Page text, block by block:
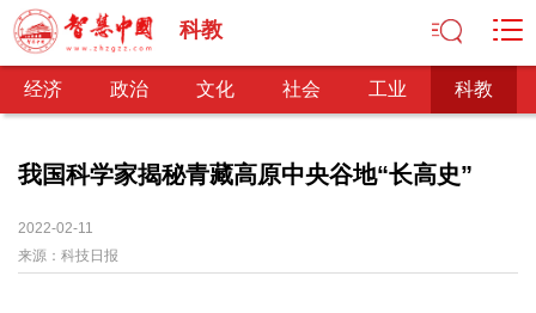
科教
经济 政治 文化 社会 工业 科教
经济
经济观察 产业纵横
我国科学家揭秘青藏高原中央谷地“长高史”
2022-02-11
来源： 科技日报